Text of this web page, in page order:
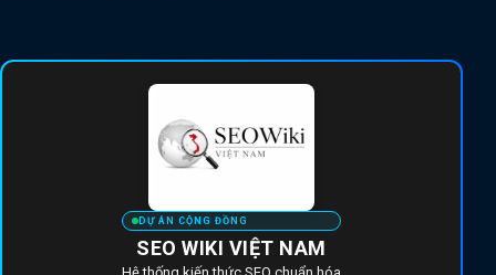
DỰ ÁN CỘNG ĐỒNG
SEO WIKI VIỆT NAM